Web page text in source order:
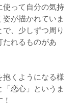
って自分の気持
が描かれていま
、少しずつ周り
れるものがあ
くようになる様
恋心」というま